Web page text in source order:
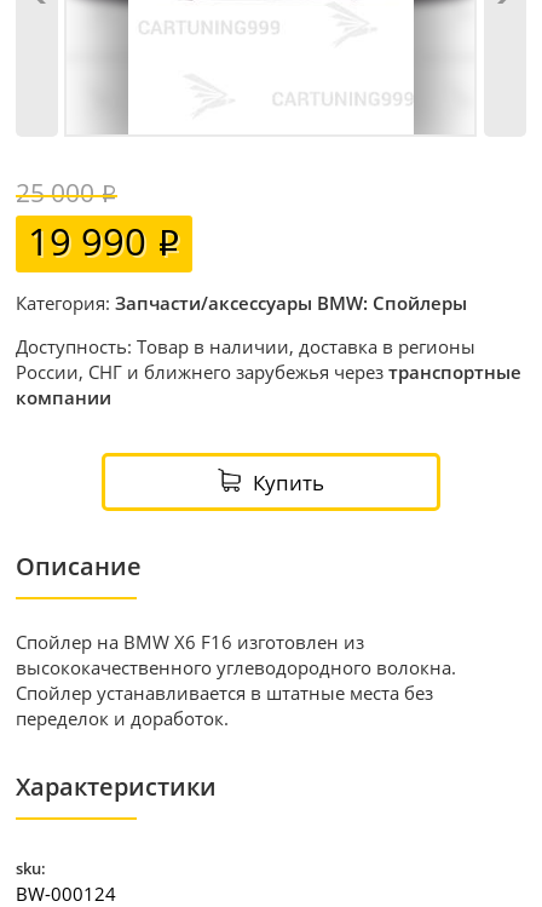
25 000
19 990
Категория:Запчасти/аксессуары BMW: Спойлеры
Доступность: Товар в наличии, доставка в регионы
России, СНГ и ближнего зарубежья черезтранспортные
компании
Купить
Описание
Спойлер на BMW X6 F16 изготовлен из
высококачественного углеводородного волокна.
Спойлер устанавливается в штатные места без
переделок и доработок.
Характеристики
sku:
BW-000124